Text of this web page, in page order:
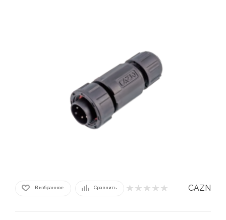
В избранное Сравнить CAZN